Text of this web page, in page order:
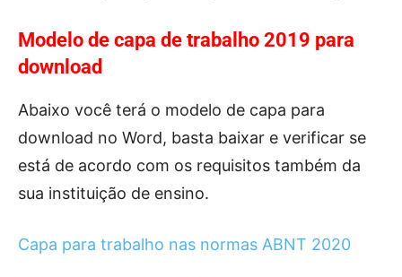
Modelo de capa de trabalho 2019 para
download
Abaixo você terá o modelo de capa para
download no Word, basta baixar e verificar se
está de acordo com os requisitos também da
sua instituição de ensino.
Capa para trabalho nas normas ABNT 2020